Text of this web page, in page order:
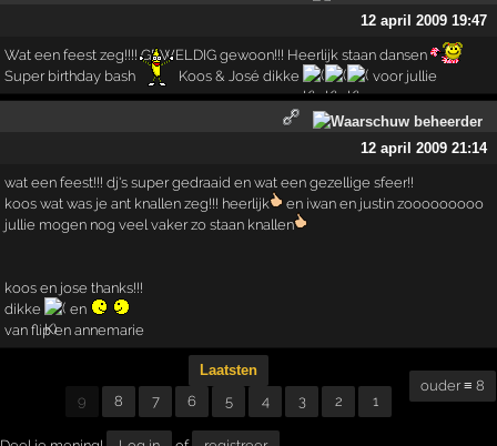
wat een feest!!! dj's super gedraaid en wat een gezellige sfeer!!
en iwan en justin zooooooooo
jullie mogen nog veel vaker zo staan knallen
Laatsten
Deel je mening! Log in
Bekijk in opmaak voor grote schermen en desktops